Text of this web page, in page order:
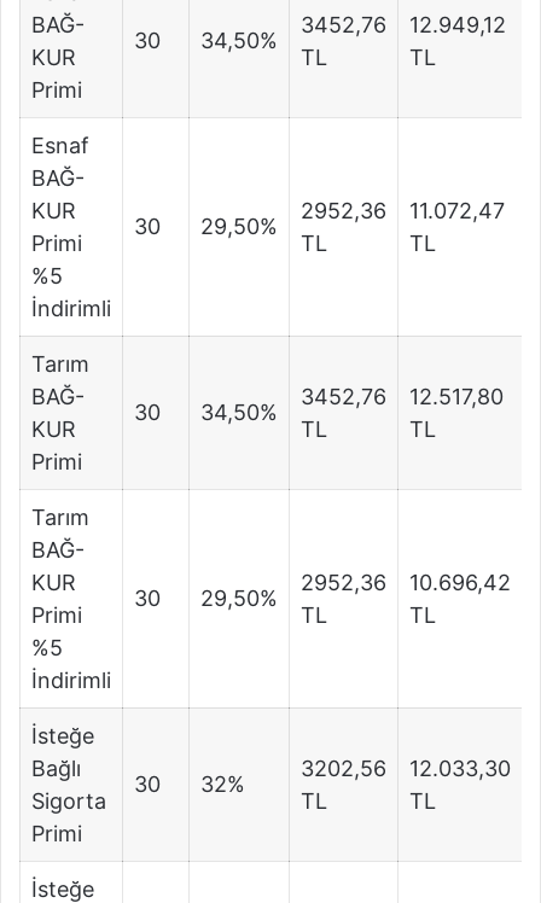
BAĞ-
KUR
Primi
30 34,50%
3452,76
TL
12.949,12
TL
Esnaf
BAĞ-
KUR
Primi
%5
İndirimli
30 29,50%
2952,36
TL
11.072,47
TL
Tarım
BAĞ-
KUR
Primi
30 34,50%
3452,76
TL
12.517,80
TL
Tarım
BAĞ-
KUR
Primi
%5
İndirimli
30 29,50%
2952,36
TL
10.696,42
TL
İsteğe
Bağlı
Sigorta
Primi
30 32%
3202,56
TL
12.033,30
TL
İsteğe